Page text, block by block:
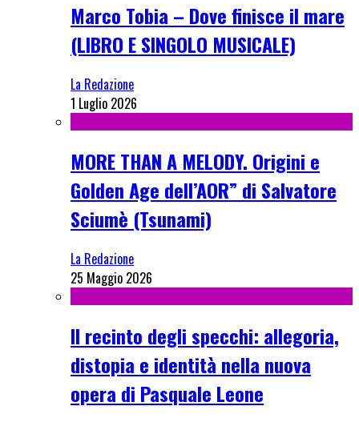
Marco Tobia – Dove finisce il mare
(LIBRO E SINGOLO MUSICALE)
La Redazione
1 Luglio 2026
MORE THAN A MELODY. Origini e
Golden Age dell’AOR” di Salvatore
Sciumè (Tsunami)
La Redazione
25 Maggio 2026
Il recinto degli specchi: allegoria,
distopia e identità nella nuova
opera di Pasquale Leone